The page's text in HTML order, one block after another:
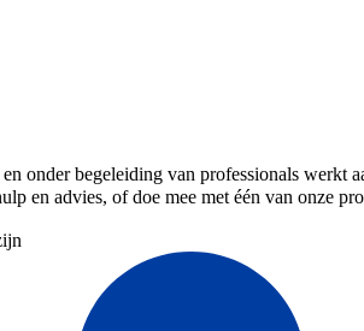
onder begeleiding van professionals werkt
en advies, of doe mee met één van onze